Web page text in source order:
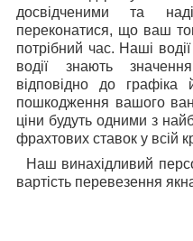
досвідченими та
переконатися, що ваш
потрібний час. Наші
водії знають
відповідно до
пошкодження вашого
ціни будуть одними з
фрахтових ставок у всій
Наш винахідливий
вартість перевезення